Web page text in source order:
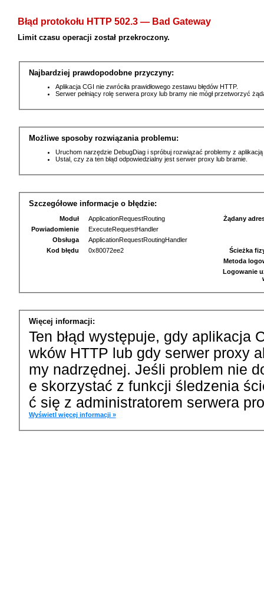
Błąd protokołu HTTP 502.3 — Bad Gateway
Limit czasu operacji został przekroczony.
Najbardziej prawdopodobne przyczyny:
Aplikacja CGI nie zwróciła prawidłowego zestawu błędów HTTP.
Serwer pełniący rolę serwera proxy lub bramy nie mógł przetworzyć
Możliwe sposoby rozwiązania problemu:
Uruchom narzędzie DebugDiag i spróbuj rozwiązać problemy z
Ustal, czy za ten błąd odpowiedzialny jest serwer proxy lub bramie.
Szczegółowe informacje o błędzie:
Moduł
ApplicationRequestRouting
Powiadomienie
ExecuteRequestHandler
Obsługa
ApplicationRequestRoutingHandler
Kod błędu
0x80072ee2
Żądany
Ścieżka
Metoda
Logowanie
Więcej informacji:
Ten błąd występuje, gdy aplikacja
wków HTTP lub gdy serwer proxy
my nadrzędnej. Jeśli problem nie
e skorzystać z funkcji śledzenia
ć się z administratorem serwera
Wyświetl więcej informacji »